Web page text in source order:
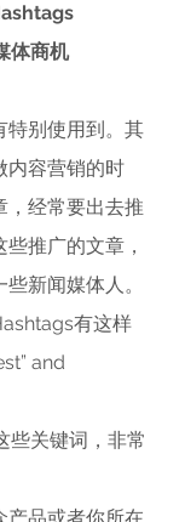
体商机
特别使用到。其
内容营销的时
，经常要出去推
推广的文章，
新闻媒体人。
有这样
and
些关键词，非常